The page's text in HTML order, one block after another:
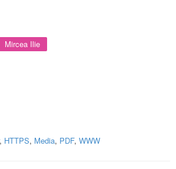
Mircea Ilie
, HTTPS, Media, PDF, WWW